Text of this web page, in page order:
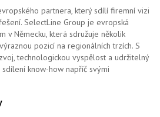
partnera, který sdílí firemní vizi
SelectLine Group je evropská
v Německu, která sdružuje několik
pozicí na regionálních trzích. S
technologickou vyspělost a udržitelný
know-how napříč svými